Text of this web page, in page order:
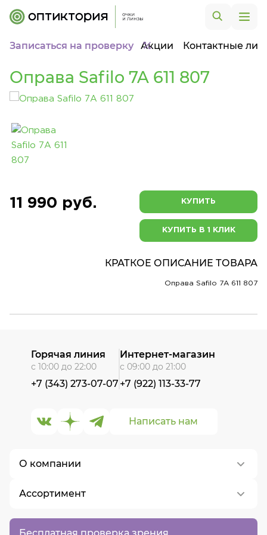
Записаться на проверку Акции Контактные
Оправа Safilo 7A 611 807
11 990 руб. КУПИТЬ
КУПИТЬ В 1 КЛИК
КРАТКОЕ ОПИСАНИЕ ТОВАРА
Оправа Safilo 7A 611 807
Бесплатная проверка зрения
О компании
О нас
Контакты
Ассортимент
Написать нам
Горячая линия
с 10:00 до 22:00
+7 (343) 273-07-07
Интернет-магазин
с 09:00 до 21:00
+7 (922) 113-33-77